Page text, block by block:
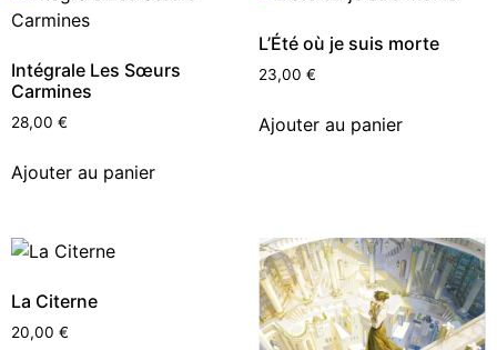
Intégrale Les Sœurs
Carmines
28,00 €
Ajouter au panier
L’Été où je suis morte
23,00 €
Ajouter au panier
La Citerne
20,00 €